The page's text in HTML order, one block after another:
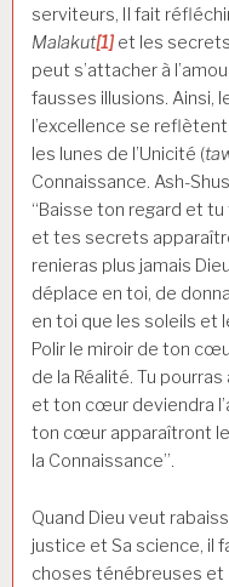
serviteurs, Il fait
Malakut[1] et les
peut s’attacher à
fausses illusions. Ainsi,
l’excellence se
les lunes de l’Unicité (
Connaissance. Ash-
“Baisse ton regard et tu
et tes secrets
renieras plus jamais
déplace en toi, de
en toi que les soleils et
Polir le miroir de ton
de la Réalité. Tu
et ton cœur deviendra
ton cœur apparaîtront
la Connaissance”.
Quand Dieu veut
justice et Sa science, il
choses ténébreuses